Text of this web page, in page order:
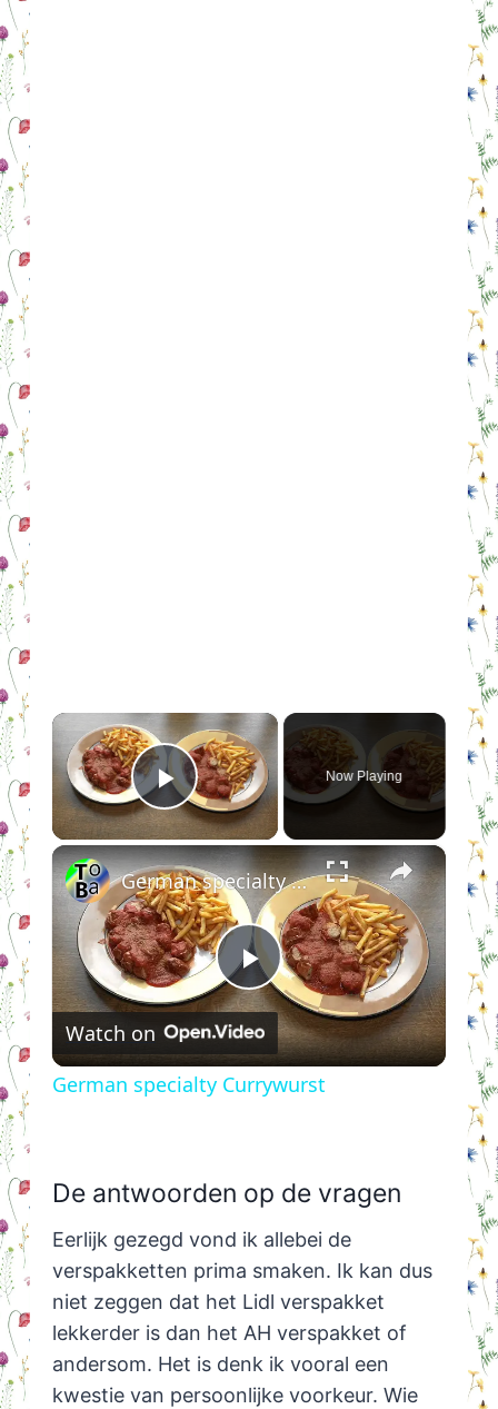
×
Play Video
Now Playing
×
Play
Video
German specialty Currywurst
Watch on
German specialty Currywurst
De antwoorden op de vragen
Eerlijk gezegd vond ik allebei de
verspakketten prima smaken. Ik kan dus
niet zeggen dat het Lidl verspakket
lekkerder is dan het AH verspakket of
andersom. Het is denk ik vooral een
kwestie van persoonlijke voorkeur. Wie